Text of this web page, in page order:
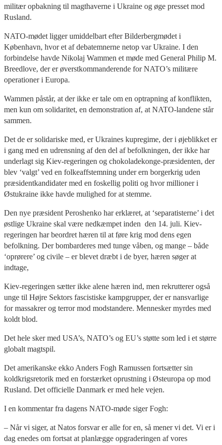
militær opbakning til magthaverne i Ukraine og øge presset mod
Rusland.
NATO-mødet ligger umiddelbart efter Bilderbergmødet i
København, hvor et af debatemnerne netop var Ukraine. I den
forbindelse havde Nikolaj Wammen et møde med General Philip M.
Breedlove, der er øverstkommanderende for NATO’s militære
operationer i Europa.
Wammen påstår, at der ikke er tale om en optrapning af konflikten,
men kun om solidaritet, en demonstration af, at NATO-landene står
sammen.
Det de er solidariske med, er Ukraines kupregime, der i øjeblikket er
i gang med en udrensning af den del af befolkningen, der ikke har
underlagt sig Kiev-regeringen og chokoladekonge-præsidenten, der
blev ‘valgt’ ved en folkeaffstemning under ern borgerkrig uden
præsidentkandidater med en foskellig politi og hvor millioner i
Østukraine ikke havde mulighed for at stemme.
Den nye præsident Peroshenko har erklæret, at ‘separatisterne’ i det
østlige Ukraine skal være nedkæmpet inden den 14. juli. Kiev-
regeringen har beordret hæren til at føre krig mod dens egen
befolkning. Der bombarderes med tunge våben, og mange – både
‘oprørere’ og civile – er blevet dræbt i de byer, hæren søger at
indtage,
Kiev-regeringen sætter ikke alene hæren ind, men rekrutterer også
unge til Højre Sektors fascistiske kampgrupper, der er nansvarlige
for massakrer og terror mod modstandere. Mennesker myrdes med
koldt blod.
Det hele sker med USA’s, NATO’s og EU’s støtte som led i et større
globalt magtspil.
Det amerikanske ekko Anders Fogh Ramussen fortsætter sin
koldkrigsretorik med en forstærket oprustning i Østeuropa op mod
Rusland. Det officielle Danmark er med hele vejen.
I en kommentar fra dagens NATO-møde siger Fogh:
– Når vi siger, at Natos forsvar er alle for en, så mener vi det. Vi er i
dag enedes om fortsat at planlægge opgraderingen af vores